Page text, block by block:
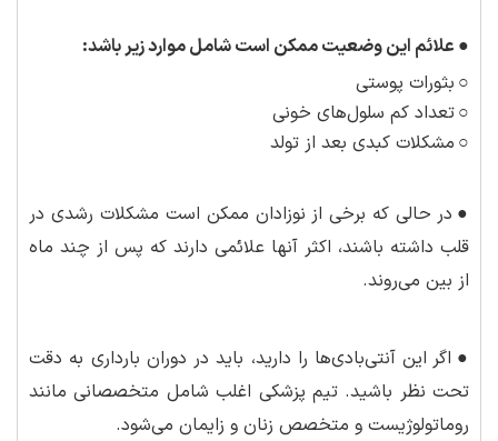
● علائم این وضعیت ممکن است شامل موارد زیر باشد:
○ بثورات پوستی
○تعداد کم سلول‌های خونی
○ مشکلات کبدی بعد از تولد
● در حالی که برخی از نوزادان ممکن است مشکلات رشدی در
قلب داشته باشند، اکثر آنها علائمی دارند که پس از چند ماه
از بین می‌روند.
● اگر این آنتی‌بادی‌ها را دارید، باید در دوران بارداری به دقت
تحت نظر باشید. تیم پزشکی اغلب شامل متخصصانی مانند
روماتولوژیست و متخصص زنان و زایمان می‌شود.